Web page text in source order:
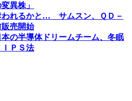
異株」
われるかと… サムスン、ＱＤ－
売開始
本の半導体ドリームチーム、冬眠
ＰＳ法